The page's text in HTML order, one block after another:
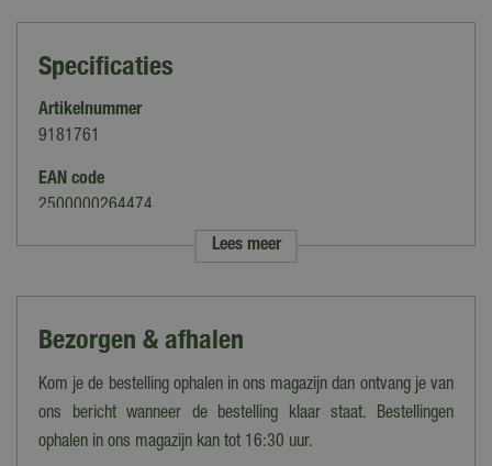
Specificaties
Artikelnummer
9181761
EAN code
2500000264474
Merk
Bruin, Rood
Hoofdmateriaal
Stof
Lees meer
Bezorgen & afhalen
Kom je de bestelling ophalen in ons magazijn dan ontvang je van
ons bericht wanneer de bestelling klaar staat. Bestellingen
ophalen in ons magazijn kan tot 16:30 uur.